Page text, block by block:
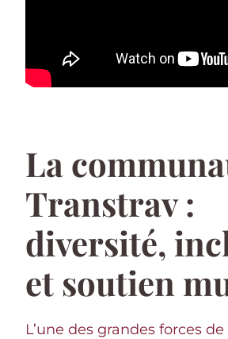
La
Transtrav :
diversité,
et soutien
L’une des grandes forces